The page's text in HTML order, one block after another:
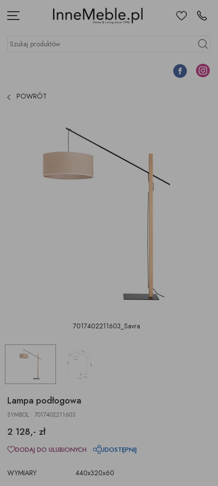
Menu UlubioneKontakt
Szukaj produktów
Szukaj
Facebook
POWRÓT
7017402211603_Savra
Lampa podłogowa
SYMBOL: 7017402211603
2 128,- zł
WYMIARY
440x320x60
DODAJ DO ULUBIONYCH UDOSTĘPNIJ